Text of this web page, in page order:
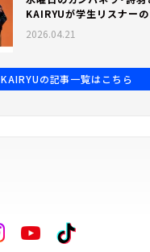
KAIRYUが学生リスナー
まれた「4月のリアルなスト
2026.04.21
KAIRYUの記事一覧はこちら